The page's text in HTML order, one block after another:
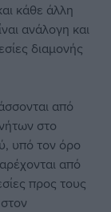
κάθε άλλη
ανάλογη και
διαμονής
από
στο
υπό τον όρο
από
προς τους